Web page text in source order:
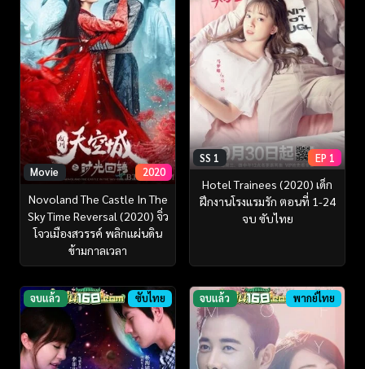
Movie 2020
Novoland The Castle In The
Sky Time Reversal (2020) จิ่ว
โจวเมือง​สวรรค์​ พลิกแผ่นดิน
ข้ามกาลเวลา
SS 1 EP 1
Hotel Trainees (2020) เด็ก
ฝึกงานโรงแรมรัก ตอนที่ 1-24
จบ ซับไทย
จบแล้ว ซับไทย จบแล้ว พากย์ไทย